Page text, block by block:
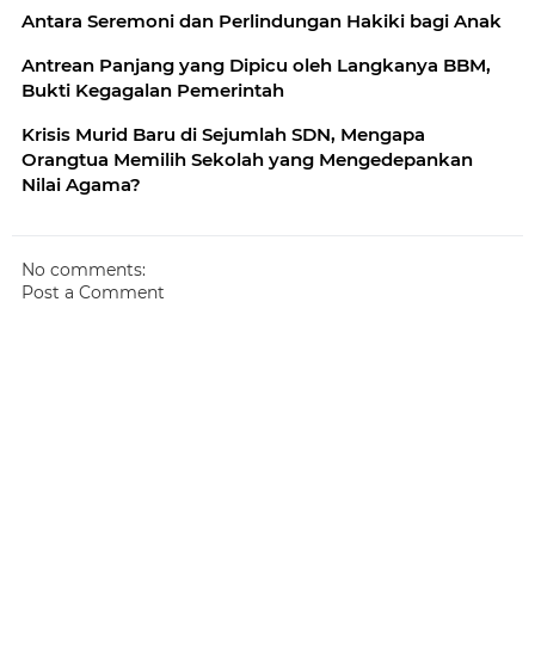
Antara Seremoni dan Perlindungan Hakiki bagi Anak
Antrean Panjang yang Dipicu oleh Langkanya BBM,
Bukti Kegagalan Pemerintah
Krisis Murid Baru di Sejumlah SDN, Mengapa
Orangtua Memilih Sekolah yang Mengedepankan
Nilai Agama?
No comments:
Post a Comment